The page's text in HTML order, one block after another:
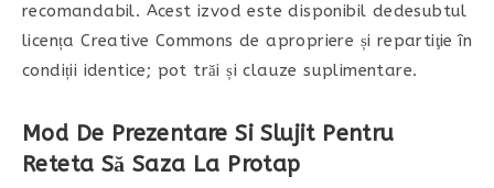
recomandabil. Acest izvod este disponibil dedesubtul
licența Creative Commons de apropriere și repartiţie în
condiții identice; pot trăi și clauze suplimentare.
Mod De Prezentare Si Slujit Pentru
Reteta Să Saza La Protap